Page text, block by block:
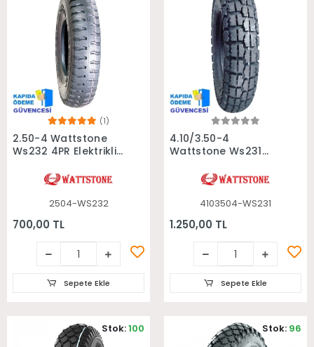
Sepete Ekle
(1)
2.50-4 Wattstone
Ws232 4PR Elektrikli
2504-WS232
700,00 TL
Sepete Ekle
Sepete Ekle
4.10/3.50-4
Wattstone Ws231
Mini Atv Lastiği
4103504-WS231
1.250,00 TL
Sepete Ekle
Stok:100 Stok: 96